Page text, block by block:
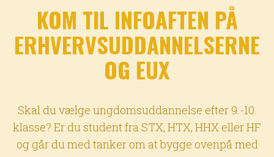
KOM TIL INFOAFTEN PÅ
ERHVERVSUDDANNELSERNE
OG EUX
Skal du vælge ungdomsuddannelse efter 9.-10.
klasse? Er du student fra STX, HTX, HHX eller HF
og går du med tanker om at bygge ovenpå med